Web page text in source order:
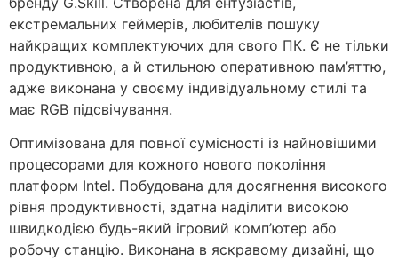
екстремальних геймерів, любителів пошуку
найкращих комплектуючих для свого ПК. Є не тільки
продуктивною, а й стильною оперативною пам’яттю,
адже виконана у своєму індивідуальному стилі та
має RGB ​​підсвічування.
Оптимізована для повної сумісності із найновішими
процесорами для кожного нового покоління
платформ Intel. Побудована для досягнення високого
рівня продуктивності, здатна наділити високою
швидкодією будь-який ігровий комп’ютер або
робочу станцію. Виконана в яскравому дизайні, що